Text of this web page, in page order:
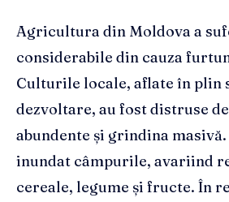
Agricultura din Moldova a
considerabile din cauza
Culturile locale, aflate în plin
dezvoltare, au fost distruse
abundente și grindina
inundat câmpurile, avariind
cereale, legume și fructe. În